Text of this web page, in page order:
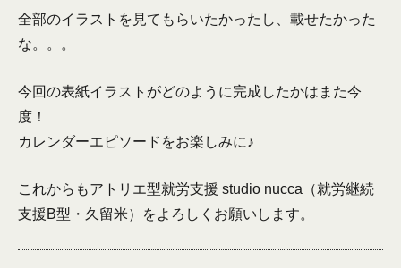
全部のイラストを見てもらいたかったし、載せたかった
な。。。
今回の表紙イラストがどのように完成したかはまた今
度！
カレンダーエピソードをお楽しみに♪
これからもアトリエ型就労支援 studio nucca（就労継続
支援B型・久留米）をよろしくお願いします。